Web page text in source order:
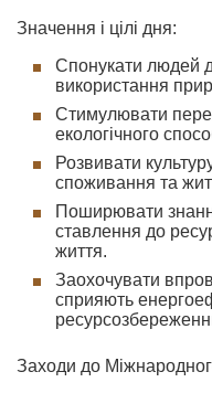
Значення і цілі дня:
Спонукати людей
використання
Стимулювати
екологічного
Розвивати
споживання та
Поширювати
ставлення до
життя.
Заохочувати
сприяють
Заходи до